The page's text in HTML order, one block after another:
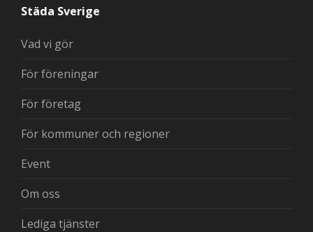
Städa Sverige
Vad vi gör
För föreningar
För företag
För kommuner och regioner
Event
Om oss
Lediga tjänster